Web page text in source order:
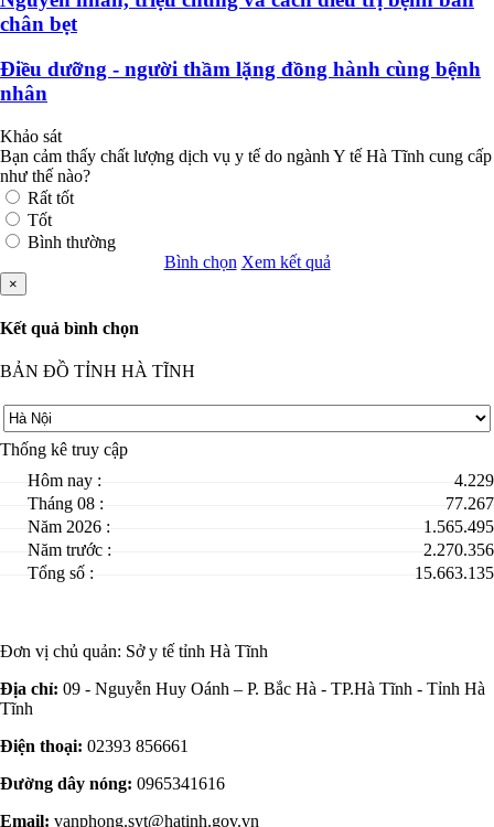
chân bẹt
Điều dưỡng - người thầm lặng đồng hành cùng bệnh
nhân
Khảo sát
Bạn cảm thấy chất lượng dịch vụ y tế do ngành Y tế Hà Tĩnh cung cấp
như thế nào?
Rất tốt
Tốt
Bình thường
Bình chọn Xem kết quả
×
Kết quả bình chọn
BẢN ĐỒ TỈNH HÀ TĨNH
Thống kê truy cập
Hôm nay :
4.229
Tháng 08 :
77.267
Năm 2026 :
1.565.495
Năm trước :
2.270.356
Tổng số :
15.663.135
Đơn vị chủ quản: Sở y tế tỉnh Hà Tĩnh
Địa chỉ: 09 - Nguyễn Huy Oánh – P. Bắc Hà - TP.Hà Tĩnh - Tỉnh Hà
Tĩnh
Điện thoại: 02393 856661
Đường dây nóng: 0965341616
Email: vanphong.syt@hatinh.gov.vn